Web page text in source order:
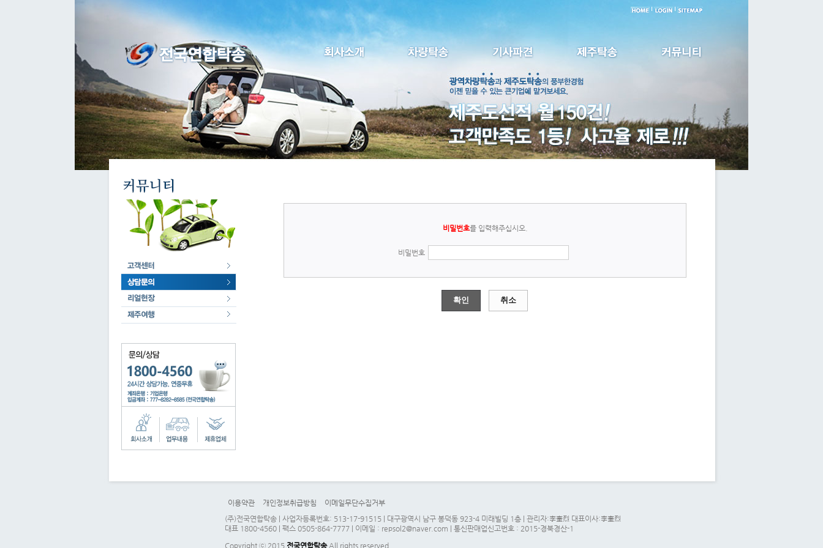
비밀번호를 입력해주십시오.
비밀번호
확인 취소
이용약관 개인정보취급방침
이메일무단수집거부
(주)전국연합탁송 | 사업자등록번호: 513-17-91515 | 대구광역시 남구 봉덕동 923-4 미래빌딩 1층 | 관리자:李奎烈 대표이사:李奎烈
대표 1800-4560 | 팩스 0505-864-7777 | 이메일 : repsol2@naver.com | 통신판매업신고번호 : 2015-경북경산-1
Copyright ⓒ 2015 전국연합탁송All rights reserved.